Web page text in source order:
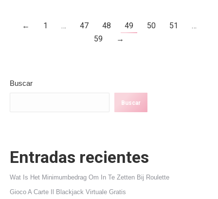
← 1 … 47 48 49 50 51
…
59
→
Buscar
Buscar
Entradas recientes
Wat Is Het Minimumbedrag Om In Te Zetten Bij Roulette
Gioco A Carte Il Blackjack Virtuale Gratis